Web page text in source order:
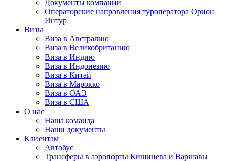
Документы компании
Операторские направления туроператора Орион
Интур
Визы
Виза в Австралию
Виза в Великобританию
Виза в Индию
Виза в Индонезию
Виза в Китай
Виза в Марокко
Виза в ОАЭ
Виза в США
О нас
Наша команда
Наши документы
Клиентам
Автобус
Трансферы в аэропорты Кишинева и Варшавы